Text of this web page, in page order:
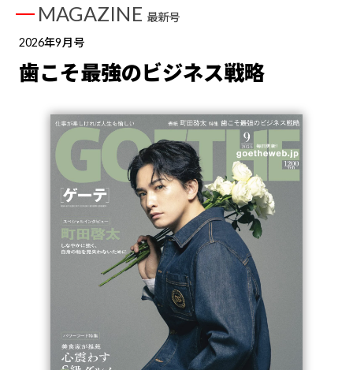
MAGAZINE 最新号
2026年9月号
歯こそ最強のビジネス戦略